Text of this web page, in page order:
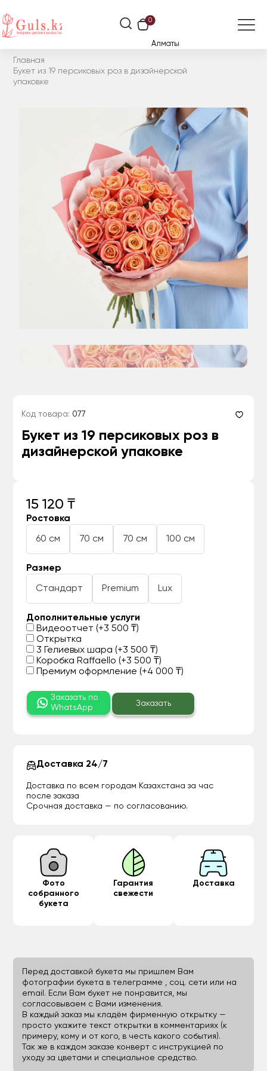
0
Алматы
Главная
Букет из 19 персиковых роз в дизайнерской
упаковке
Код товара: 077
Букет из 19 персиковых роз в
дизайнерской упаковке
15 120 ₸
Ростовка
60 см 70 см 70 см 100 см
Размер
Стандарт Premium Lux
Дополнительные услуги
Видеоотчет (+3 500 ₸)
Открытка
3 Гелиевых шара (+3 500 ₸)
Коробка Raffaello (+3 500 ₸)
Премиум оформление (+4 000 ₸)
Заказать по
WhatsApp
Заказать
Доставка 24/7
Доставка по всем городам Казахстана за час
после заказа
Срочная доставка — по согласованию.
Фото
собранного
букета
Гарантия
свежести
Доставка
Перед доставкой букета мы пришлем Вам
фотографии букета в телеграмме , соц. сети или на
email. Если Вам букет не понравится, мы
согласовываем с Вами изменения.
В каждый заказ мы кладём фирменную открытку —
просто укажите текст открытки в комментариях (к
примеру, кому и от кого, в честь какого события).
Так же в каждом заказе конверт с инструкцией по
уходу за цветами и специальное средство.